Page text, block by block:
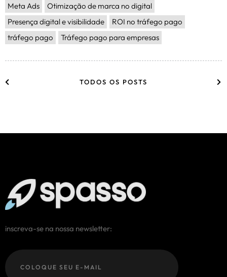
Meta Ads
Otimização de marca no digital
Presença digital e visibilidade
ROI no tráfego pago
tráfego pago
Tráfego pago para empresas
TODOS OS POSTS
inscreva-se na nossa newsletter: